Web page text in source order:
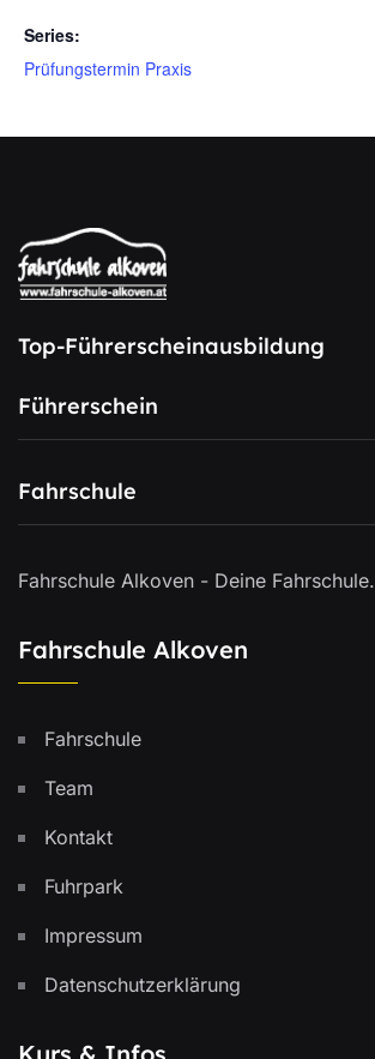
Series:
Prüfungstermin Praxis
Top-Führerscheinausbildung
Führerschein
Fahrschule
Fahrschule Alkoven - Deine Fahrschule.
Fahrschule Alkoven
Fahrschule
Team
Kontakt
Fuhrpark
Impressum
Datenschutzerklärung